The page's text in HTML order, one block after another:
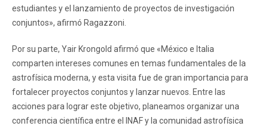
estudiantes y el lanzamiento de proyectos de investigación
conjuntos», afirmó Ragazzoni.
Por su parte, Yair Krongold afirmó que «México e Italia
comparten intereses comunes en temas fundamentales de la
astrofísica moderna, y esta visita fue de gran importancia para
fortalecer proyectos conjuntos y lanzar nuevos. Entre las
acciones para lograr este objetivo, planeamos organizar una
conferencia científica entre el INAF y la comunidad astrofísica